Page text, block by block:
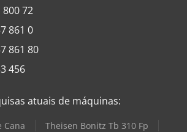
800 72
861 0
861 80
456
atuais de máquinas:
Cana
Theisen Bonitz Tb 310 Fp